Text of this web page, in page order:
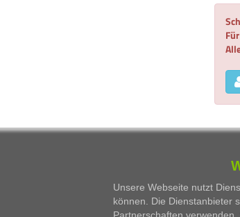
WKN
Unsere Webseite nutzt
können. Die Dienstanbieter